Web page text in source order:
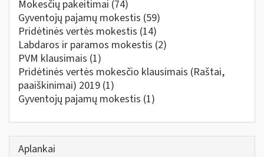
Mokesčių pakeitimai (74)
Gyventojų pajamų mokestis (59)
Pridėtinės vertės mokestis (14)
Labdaros ir paramos mokestis (2)
PVM klausimais (1)
Pridėtinės vertės mokesčio klausimais (Raštai,
paaiškinimai) 2019 (1)
Gyventojų pajamų mokestis (1)
Aplankai